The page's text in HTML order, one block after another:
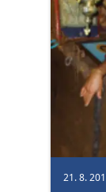
21. 8.